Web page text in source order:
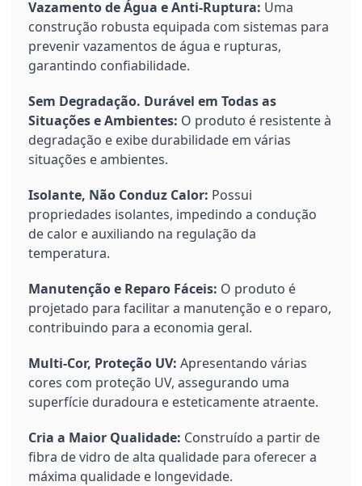
Vazamento de Água e Anti-Ruptura: Uma
construção robusta equipada com sistemas para
prevenir vazamentos de água e rupturas,
garantindo confiabilidade.
Sem Degradação. Durável em Todas as
Situações e Ambientes: O produto é resistente à
degradação e exibe durabilidade em várias
situações e ambientes.
Isolante, Não Conduz Calor: Possui
propriedades isolantes, impedindo a condução
de calor e auxiliando na regulação da
temperatura.
Manutenção e Reparo Fáceis: O produto é
projetado para facilitar a manutenção e o reparo,
contribuindo para a economia geral.
Multi-Cor, Proteção UV: Apresentando várias
cores com proteção UV, assegurando uma
superfície duradoura e esteticamente atraente.
Cria a Maior Qualidade: Construído a partir de
fibra de vidro de alta qualidade para oferecer a
máxima qualidade e longevidade.